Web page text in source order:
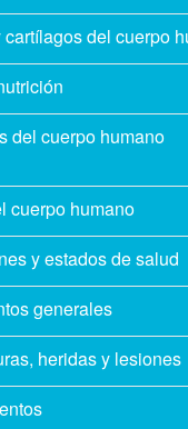
cartílagos del cuerpo
del cuerpo humano
cuerpo humano
y estados de salud
generales
heridas y lesiones